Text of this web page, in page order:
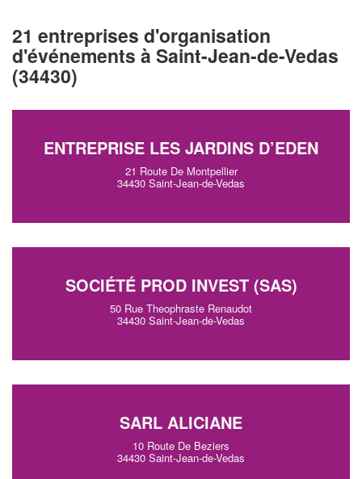
21 entreprises d'organisation
d'événements à Saint-Jean-de-Vedas
(34430)
ENTREPRISE LES JARDINS D’EDEN
21 Route De Montpellier
34430 Saint-Jean-de-Vedas
SOCIÉTÉ PROD INVEST (SAS)
50 Rue Theophraste Renaudot
34430 Saint-Jean-de-Vedas
SARL ALICIANE
10 Route De Beziers
34430 Saint-Jean-de-Vedas